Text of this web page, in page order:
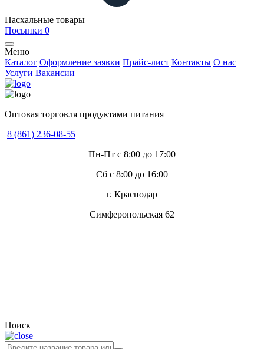
Пасхальные товары
Посыпки 0
Меню
Каталог Оформление заявки Прайс-лист Контакты О нас
Услуги Вакансии
Оптовая торговля продуктами питания
8 (861) 236-08-55
Пн-Пт с 8:00 до 17:00
Сб с 8:00 до 16:00
г. Краснодар
Симферопольская 62
Поиск